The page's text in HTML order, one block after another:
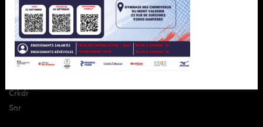
Espace club
Pôle france
Paris 2024
Parajudo
Jujitsu
Crkdr
Snr